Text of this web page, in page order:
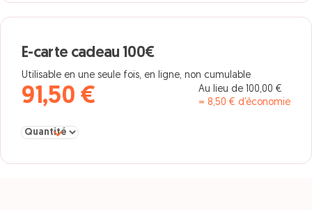
E-carte cadeau 100€
Utilisable en une seule fois, en ligne, non cumulable
91,50 €
Au lieu de 100,00 €
= 8,50 € d’économie
Sélectionner la quantité pour E-carte cadeau 100€